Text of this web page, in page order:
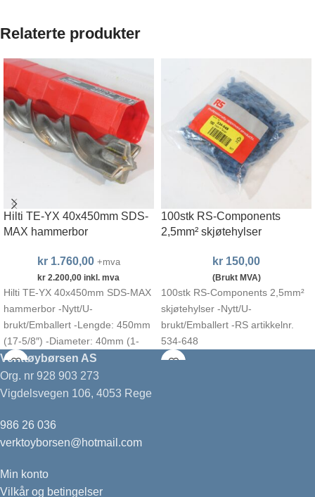
Relaterte produkter
Hilti TE-YX 40x450mm SDS-
MAX hammerbor
kr 1.760,00 +mva
kr 2.200,00 inkl. mva
Hilti TE-YX 40x450mm SDS-MAX
hammerbor -Nytt/U-
brukt/Emballert -Lengde: 450mm
(17-5/8″) -Diameter: 40mm (1-
9/16″) -Hilti artikkelnr. 2120427 -
Made in Germany
100stk RS-Components
2,5mm² skjøtehylser
kr150,00
(Brukt MVA)
100stk RS-Components 2,5mm²
skjøtehylser -Nytt/U-
brukt/Emballert -RS artikkelnr.
534-648
Verktøybørsen AS
Org. nr 928 903 273
Vigdelsvegen 106, 4053 Rege
986 26 036
verktoyborsen@hotmail.com
Min konto
Vilkår og betingelser